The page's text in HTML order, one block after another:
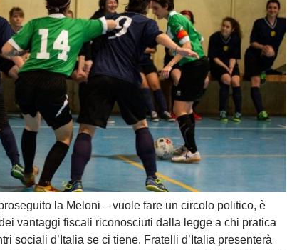
la Meloni – vuole fare un circolo politico, è
vantaggi fiscali riconosciuti dalla legge a chi pratica
sociali d’Italia se ci tiene. Fratelli d’Italia presenterà